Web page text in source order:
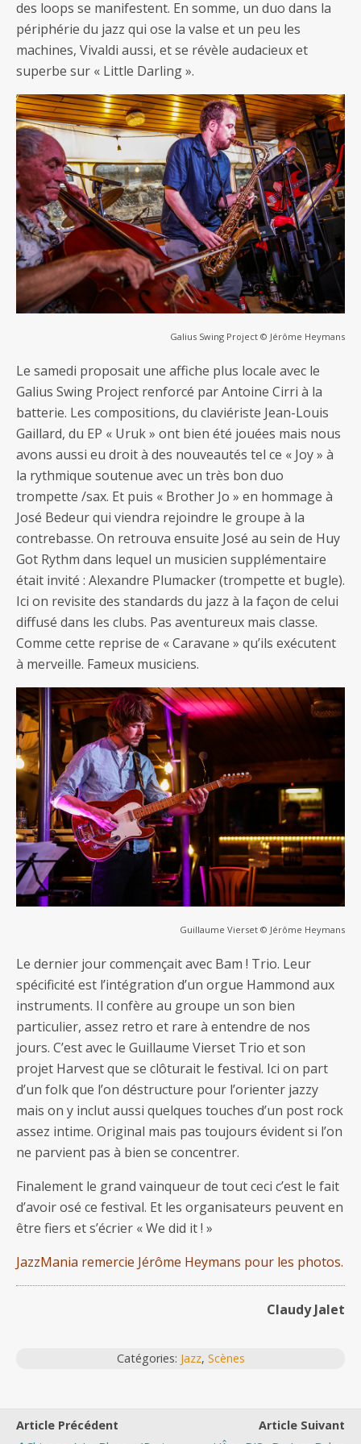
des loops se manifestent. En somme, un duo dans la
périphérie du jazz qui ose la valse et un peu les
machines, Vivaldi aussi, et se révèle audacieux et
superbe sur « Little Darling ».
Galius Swing Project © Jérôme Heymans
Le samedi proposait une affiche plus locale avec le
Galius Swing Project renforcé par Antoine Cirri à la
batterie. Les compositions, du claviériste Jean-Louis
Gaillard, du EP « Uruk » ont bien été jouées mais nous
avons aussi eu droit à des nouveautés tel ce « Joy » à
la rythmique soutenue avec un très bon duo
trompette /sax. Et puis « Brother Jo » en hommage à
José Bedeur qui viendra rejoindre le groupe à la
contrebasse. On retrouva ensuite José au sein de Huy
Got Rythm dans lequel un musicien supplémentaire
était invité : Alexandre Plumacker (trompette et bugle).
Ici on revisite des standards du jazz à la façon de celui
diffusé dans les clubs. Pas aventureux mais classe.
Comme cette reprise de « Caravane » qu’ils exécutent
à merveille. Fameux musiciens.
Guillaume Vierset © Jérôme Heymans
Le dernier jour commençait avec Bam ! Trio. Leur
spécificité est l’intégration d’un orgue Hammond aux
instruments. Il confère au groupe un son bien
particulier, assez retro et rare à entendre de nos
jours. C’est avec le Guillaume Vierset Trio et son
projet Harvest que se clôturait le festival. Ici on part
d’un folk que l’on déstructure pour l’orienter jazzy
mais on y inclut aussi quelques touches d’un post rock
assez intime. Original mais pas toujours évident si l’on
ne parvient pas à bien se concentrer.
Finalement le grand vainqueur de tout ceci c’est le fait
d’avoir osé ce festival. Et les organisateurs peuvent en
être fiers et s’écrier « We did it ! »
JazzMania remercie Jérôme Heymans pour les photos.
Claudy Jalet
Catégories: Jazz, Scènes
Article Précédent
Article Suivant